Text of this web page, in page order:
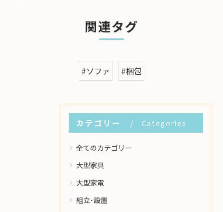
関連タグ
#ソファ #梱包
カテゴリー Categories
全てのカテゴリー
大型家具
大型家電
組立･設置